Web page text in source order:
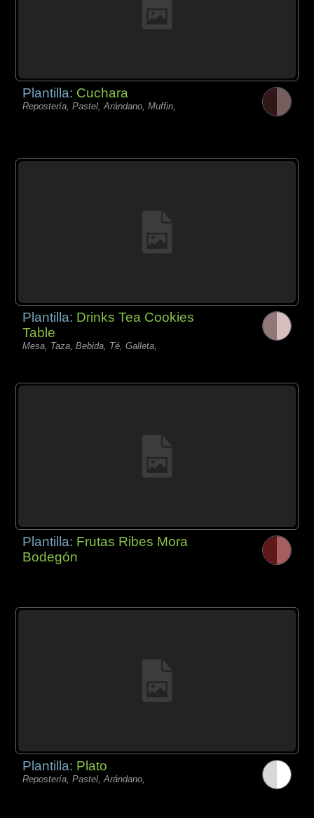
Plantilla: Cuchara
Repostería, Pastel, Arándano, Muffin,
Plantilla: Drinks Tea Cookies
Table
Mesa, Taza, Bebida, Té, Galleta,
Plantilla: Frutas Ribes Mora
Bodegón
Plantilla: Plato
Repostería, Pastel, Arándano,